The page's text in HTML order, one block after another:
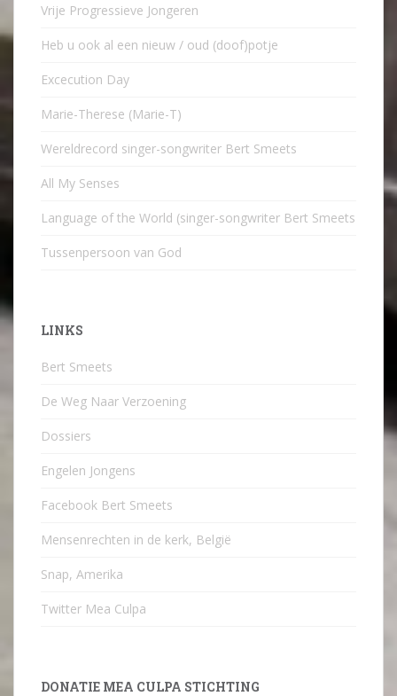
Vrije Progressieve Jongeren
Heb u ook al een nieuw / oud (doof)potje
Excecution Day
Marie-Therese (Marie-T)
Wereldrecord singer-songwriter Bert Smeets
All My Senses
Language of the World (singer-songwriter Bert Smeets
Tussenpersoon van God
LINKS
Bert Smeets
De Weg Naar Verzoening
Dossiers
Engelen Jongens
Facebook Bert Smeets
Mensenrechten in de kerk, België
Snap, Amerika
Twitter Mea Culpa
DONATIE MEA CULPA STICHTING